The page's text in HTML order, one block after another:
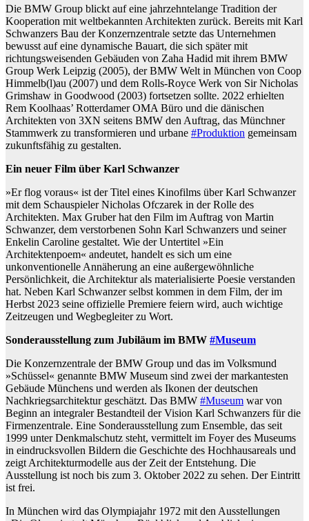
Die BMW Group blickt auf eine jahrzehntelange Tradition der
Kooperation mit weltbekannten Architekten zurück. Bereits mit Karl
Schwanzers Bau der Konzernzentrale setzte das Unternehmen
bewusst auf eine dynamische Bauart, die sich später mit
richtungsweisenden Gebäuden von Zaha Hadid mit ihrem BMW
Group Werk Leipzig (2005), der BMW Welt in München von Coop
Himmelb(l)au (2007) und dem Rolls-Royce Werk von Sir Nicholas
Grimshaw in Goodwood (2003) fortsetzen sollte. 2022 erhielten
Rem Koolhaas’ Rotterdamer OMA Büro und die dänischen
Architekten von 3XN seitens BMW den Auftrag, das Münchner
Stammwerk zu transformieren und urbane #Produktion gemeinsam
zukunftsfähig zu gestalten.
Ein neuer Film über Karl Schwanzer
»Er flog voraus« ist der Titel eines Kinofilms über Karl Schwanzer
mit dem Schauspieler Nicholas Ofczarek in der Rolle des
Architekten. Max Gruber hat den Film im Auftrag von Martin
Schwanzer, dem verstorbenen Sohn Karl Schwanzers und seiner
Enkelin Caroline gestaltet. Wie der Untertitel »Ein
Architektenpoem« andeutet, handelt es sich um eine
unkonventionelle Annäherung an eine außergewöhnliche
Persönlichkeit, die Architektur als materialisierte Poesie verstanden
hat. Neben Karl Schwanzer selbst kommen in dem Film, der im
Herbst 2023 seine offizielle Premiere feiern wird, auch wichtige
Zeitzeugen und Wegbegleiter zu Wort.
Sonderausstellung zum Jubiläum im BMW #Museum
Die Konzernzentrale der BMW Group und das im Volksmund
»Schüssel« genannte BMW Museum sind zwei der markantesten
Gebäude Münchens und werden als Ikonen der deutschen
Nachkriegsarchitektur geschätzt. Das BMW #Museum war von
Beginn an integraler Bestandteil der Vision Karl Schwanzers für die
Firmenzentrale. Eine Sonderausstellung zum Ensemble, das seit
1999 unter Denkmalschutz steht, vermittelt im Foyer des Museums
in eindrucksvollen Bildern die Geschichte des Hochhausareals und
zeigt Architekturmodelle aus der Zeit der Entstehung. Die
Ausstellung ist noch bis zum 3. Oktober 2022 zu sehen. Der Eintritt
ist frei.
In München wird das Olympiajahr 1972 mit den Ausstellungen